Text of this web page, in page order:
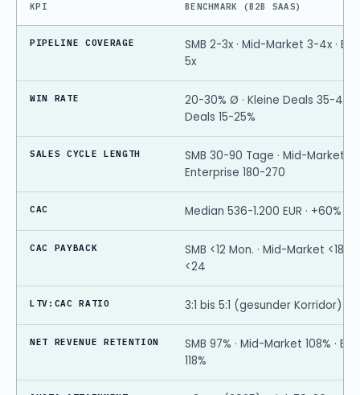
KPI BENCHMARK (B2B SAAS)
PIPELINE COVERAGE
SMB 2-3x · Mid-Market 3-4x ·
5x
WIN RATE
20-30% Ø · Kleine Deals 35-45%
Deals 15-25%
SALES CYCLE LENGTH
SMB 30-90 Tage · Mid-Market
Enterprise 180-270
CAC Median 536-1.200 EUR · +60% in
CAC PAYBACK
SMB <12 Mon. · Mid-Market <18 ·
<24
LTV:CAC RATIO 3:1 bis 5:1 (gesunder Korridor)
NET REVENUE RETENTION
SMB 97% · Mid-Market 108% ·
118%